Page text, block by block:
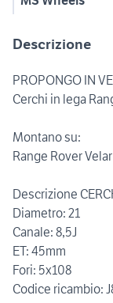
Descrizione
PROPONGO IN
Cerchi in lega
Montano su:
Range Rover
Descrizione
Diametro: 21
Canale: 8,5J
ET: 45mm
Fori: 5x108
Codice ricambio: